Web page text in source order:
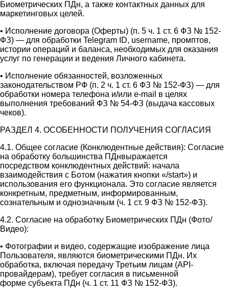
Биометрических ПДн, а также контактных данных для
маркетинговых целей.
• Исполнение договора (Оферты) (п. 5 ч. 1 ст. 6 ФЗ № 152-
ФЗ) — для обработки Telegram ID, username, промптов,
истории операций и баланса, необходимых для оказания
услуг по генерации и ведения Личного кабинета.
• Исполнение обязанностей, возложенных
законодательством РФ (п. 2 ч. 1 ст. 6 ФЗ № 152-ФЗ) — для
обработки номера телефона и/или e-mail в целях
выполнения требований ФЗ № 54-ФЗ (выдача кассовых
чеков).
РАЗДЕЛ 4. ОСОБЕННОСТИ ПОЛУЧЕНИЯ СОГЛАСИЯ
4.1. Общее согласие (Конклюдентные действия): Согласие
на обработку большинства ПДнвыражается
посредством конклюдентных действий: начала
взаимодействия с Ботом (нажатия кнопки «/start») и
использования его функционала. Это согласие является
конкретным, предметным, информированным,
сознательным и однозначным (ч. 1 ст. 9 ФЗ № 152-ФЗ).
4.2. Согласие на обработку Биометрических ПДн (Фото/
Видео):
• Фотографии и видео, содержащие изображение лица
Пользователя, являются биометрическими ПДн. Их
обработка, включая передачу Третьим лицам (API-
провайдерам), требует согласия в письменной
форме субъекта ПДн (ч. 1 ст. 11 ФЗ № 152-ФЗ).